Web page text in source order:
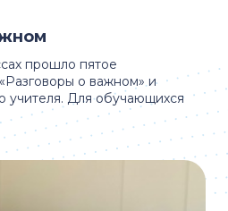
прошло пятое
о важном» и
Для обучающихся